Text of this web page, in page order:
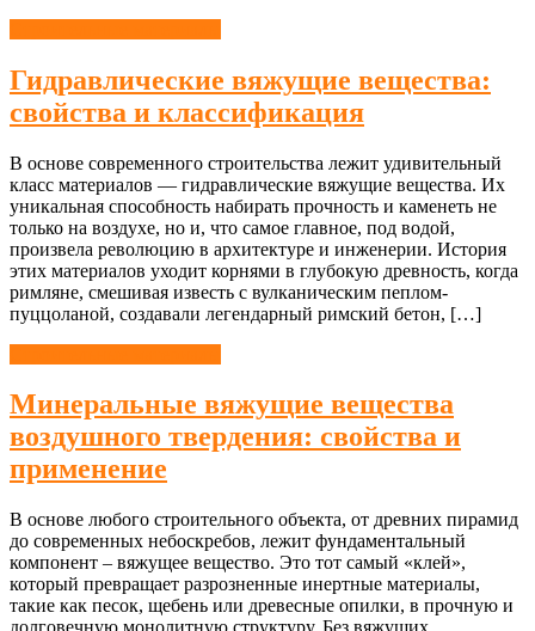
Гидравлические вяжущие вещества:
свойства и классификация
В основе современного строительства лежит удивительный
класс материалов — гидравлические вяжущие вещества. Их
уникальная способность набирать прочность и каменеть не
только на воздухе, но и, что самое главное, под водой,
произвела революцию в архитектуре и инженерии. История
этих материалов уходит корнями в глубокую древность, когда
римляне, смешивая известь с вулканическим пеплом-
пуццоланой, создавали легендарный римский бетон, […]
Минеральные вяжущие вещества
воздушного твердения: свойства и
применение
В основе любого строительного объекта, от древних пирамид
до современных небоскребов, лежит фундаментальный
компонент – вяжущее вещество. Это тот самый «клей»,
который превращает разрозненные инертные материалы,
такие как песок, щебень или древесные опилки, в прочную и